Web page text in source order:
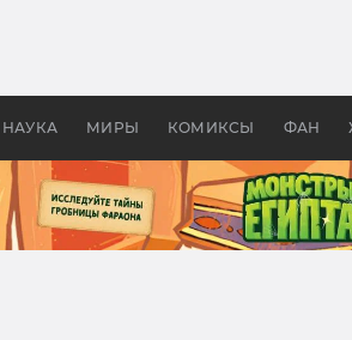
НАУКА МИРЫ КОМИКСЫ ФАН
«Властелина колец»